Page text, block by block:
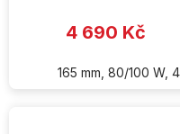
4 690 Kč
165 mm, 80/100 W,